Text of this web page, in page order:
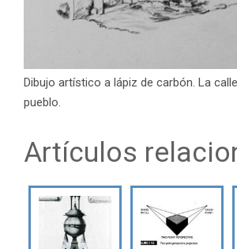
Dibujo artístico a lápiz de carbón. La
pueblo.
Artículos